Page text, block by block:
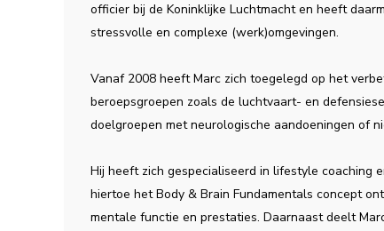
officier bij de Koninklijke Luchtmacht en heeft
stressvolle en complexe (werk)omgevingen.
Vanaf 2008 heeft Marc zich toegelegd op het
beroepsgroepen zoals de luchtvaart- en
doelgroepen met neurologische aandoeningen of
Hij heeft zich gespecialiseerd in lifestyle coaching
hiertoe het Body & Brain Fundamentals concept
mentale functie en prestaties. Daarnaast deelt